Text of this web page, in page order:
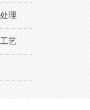
理
艺